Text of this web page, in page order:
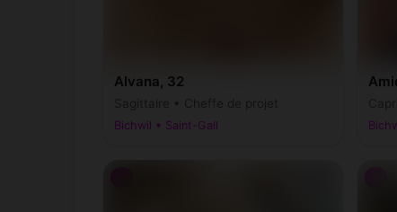
Alvana, 32
Bichwil • Saint-Gall